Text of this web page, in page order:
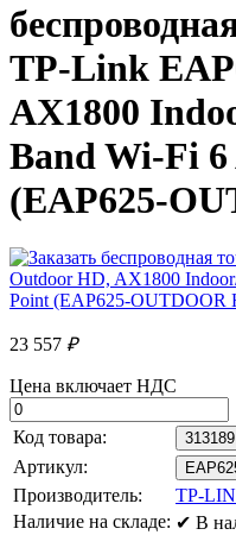
TP-Link
AX1800
Band Wi-Fi 6
(EAP625-
23 557 ₽
Цена включает НДС
Код товара: 313189
Артикул:
Производитель:
TP-
Наличие на складе: ✔ В